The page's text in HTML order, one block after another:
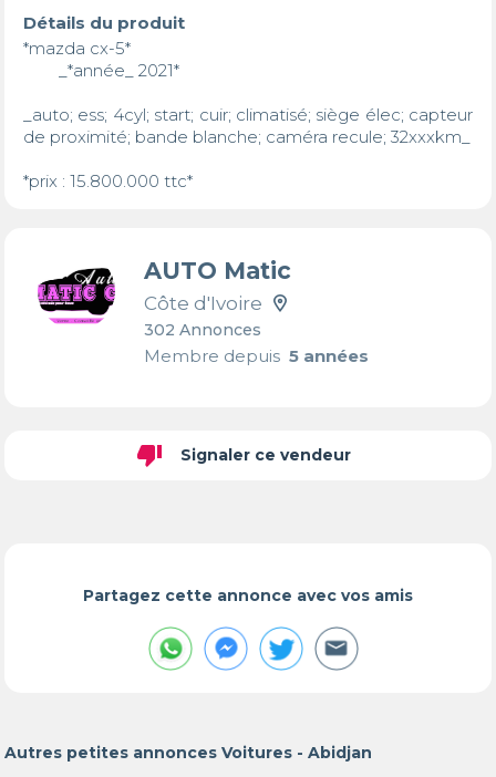
Détails du produit
*mazda cx-5*
_auto; ess; 4cyl; start; cuir; climatisé; siège élec; capteur
de proximité; bande blanche; caméra recule; 32xxxkm_
*prix : 15.800.000 ttc*
AUTO Matic
Côte d'Ivoire
302 Annonces
Membre depuis5 années
thumb_down Signaler ce vendeur
Partagez cette annonce avec vos amis
Autres petites annonces Voitures - Abidjan